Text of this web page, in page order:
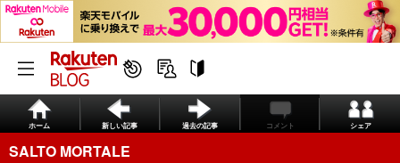
ホーム 新しい記事 過去の記事 コメント シェア
SALTO MORTALE